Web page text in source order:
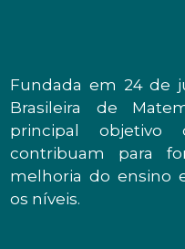
Fundada em 24 de
Brasileira de
principal objetivo
contribuam para
melhoria do ensino
os níveis.